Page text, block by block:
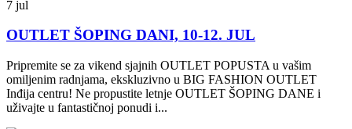
7 jul
OUTLET ŠOPING DANI, 10-12. JUL
Pripremite se za vikend sjajnih OUTLET POPUSTA u vašim
omiljenim radnjama, ekskluzivno u BIG FASHION OUTLET
Inđija centru! Ne propustite letnje OUTLET ŠOPING DANE i
uživajte u fantastičnoj ponudi i...